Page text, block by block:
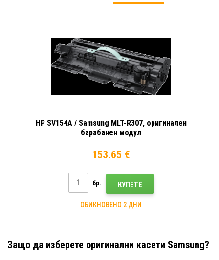
HP SV154A / Samsung MLT-R307, оригинален
барабанен модул
153.65 €
бр. КУПЕТЕ
ОБИКНОВЕНО 2 ДНИ
Защо да изберете оригинални касети Samsung?